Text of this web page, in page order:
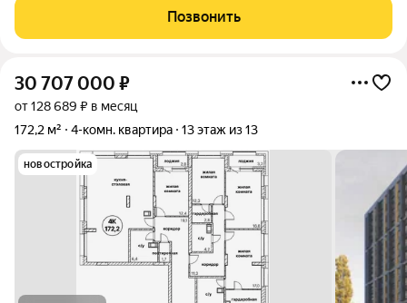
подъезд. Общая площадь 92,3 кв.м, жилая - 56,5 кв.м, кухня - 7,4
кв.м.
Позвонить
30 707 000 ₽
от 128 689 ₽ в месяц
172,2 м²
4-комн. квартира 13 этаж из 13
новостройка